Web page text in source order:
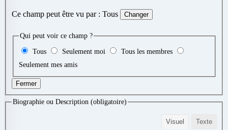
Ce champ peut être vu par : Tous Changer
Qui peut voir ce champ ?
Tous Seulement moi
Tous les membres
Seulement mes amis
Fermer
Biographie ou Description (obligatoire)
Visuel Texte